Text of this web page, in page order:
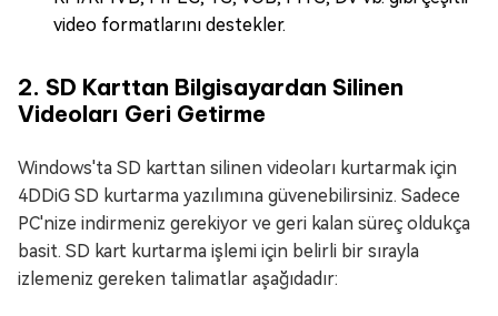
video formatlarını destekler.
2. SD Karttan Bilgisayardan Silinen
Videoları Geri Getirme
Windows'ta SD karttan silinen videoları kurtarmak için
4DDiG SD kurtarma yazılımına güvenebilirsiniz. Sadece
PC'nize indirmeniz gerekiyor ve geri kalan süreç oldukça
basit. SD kart kurtarma işlemi için belirli bir sırayla
izlemeniz gereken talimatlar aşağıdadır: